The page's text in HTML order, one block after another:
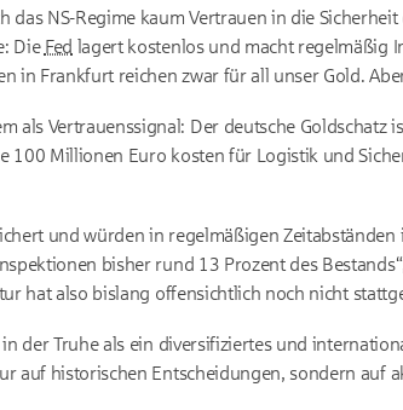
NS-Regime kaum Vertrauen in die
Die Fed lagert kostenlos und macht regelmäßig
in Frankfurt reichen zwar für all unser Gold.
als Vertrauenssignal: Der deutsche
100 Millionen Euro kosten für Logistik und
und würden in regelmäßigen
bisher rund 13 Prozent des
hat also bislang offensichtlich noch nicht
der Truhe als ein diversifiziertes und
auf historischen Entscheidungen, sondern auf